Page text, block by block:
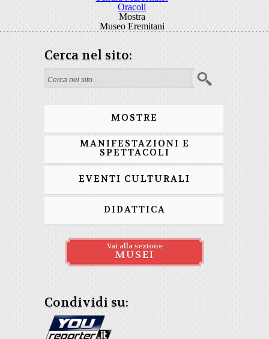
Oracoli
Mostra
Museo Eremitani
Cerca nel sito:
Form di ricerca
MOSTRE
MANIFESTAZIONI E
SPETTACOLI
EVENTI CULTURALI
DIDATTICA
Vai alla sezione
MUSEI
Condividi su: